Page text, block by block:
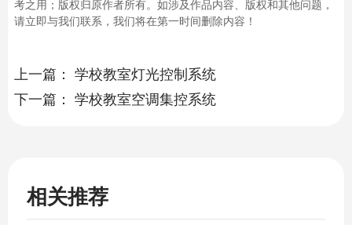
考之用；版权归原作者所有。如涉及作品内容、版权和其他问题，
请立即与我们联系，我们将在第一时间删除内容！
上一篇： 学校教室灯光控制系统
下一篇： 学校教室空调集控系统
相关推荐